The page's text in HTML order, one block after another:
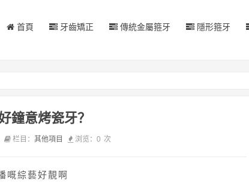
首頁 牙齒矯正 傳統金屬箍牙 隱形箍牙
鐘意烤瓷牙？
栏目： 其他項目 浏览： 0 次
嘅綜藝好靚啊